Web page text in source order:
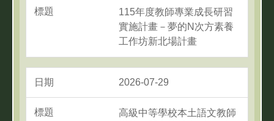
115年度教師專業成長研習
實施計畫－夢的N次方素養
工作坊新北場計畫
2026-07-29
高級中等學校本土語文教師